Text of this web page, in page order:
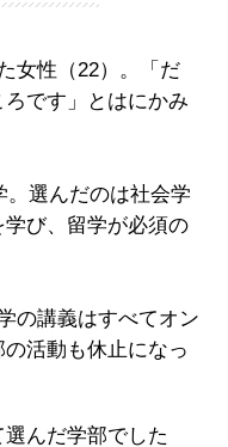
女性（22）。「だ
です」とはにかみ
。選んだのは社会学
び、留学が必須の
の講義はすべてオン
活動も休止になっ
選んだ学部でした